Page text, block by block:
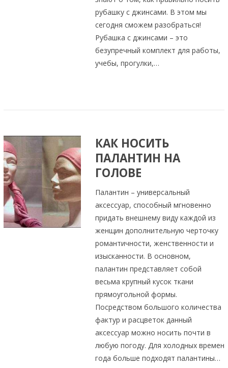
рубашку с джинсами. В этом мы
сегодня сможем разобраться!
Рубашка с джинсами – это
безупречный комплект для работы,
учебы, прогулки,…
КАК НОСИТЬ
ПАЛАНТИН НА
ГОЛОВЕ
Палантин – универсальный
аксессуар, способный мгновенно
придать внешнему виду каждой из
женщин дополнительную черточку
романтичности, женственности и
изысканности. В основном,
палантин представляет собой
весьма крупный кусок ткани
прямоугольной формы.
Посредством большого количества
фактур и расцветок данный
аксессуар можно носить почти в
любую погоду. Для холодных времен
года больше подходят палантины…